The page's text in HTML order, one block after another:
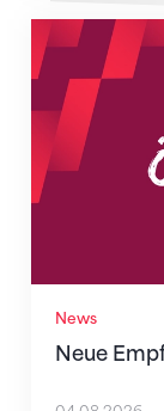
News
Neue
Neue